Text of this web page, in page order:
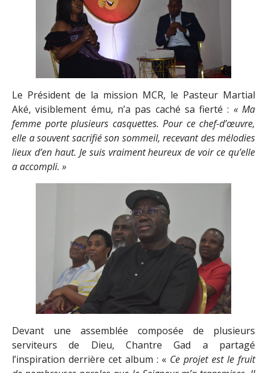
Le Président de la mission MCR, le Pasteur Martial
Aké, visiblement ému, n’a pas caché sa fierté : « Ma
femme porte plusieurs casquettes. Pour ce chef-d’œuvre,
elle a souvent sacrifié son sommeil, recevant des mélodies
lieux d’en haut. Je suis vraiment heureux de voir ce qu’elle
a accompli. »
Devant une assemblée composée de plusieurs
serviteurs de Dieu, Chantre Gad a partagé
l’inspiration derrière cet album : « Ce projet est le fruit